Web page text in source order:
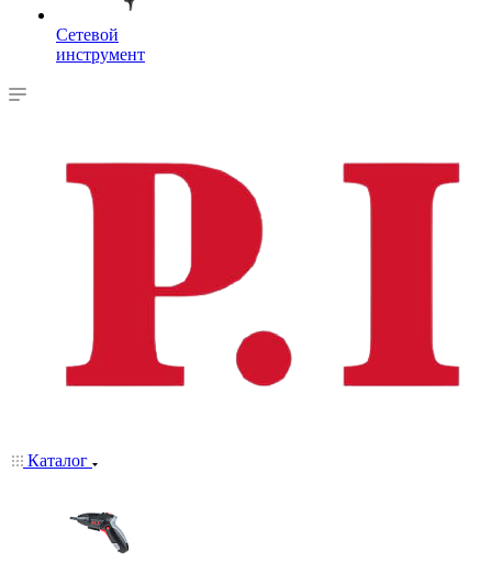
Сетевой
инструмент
Каталог